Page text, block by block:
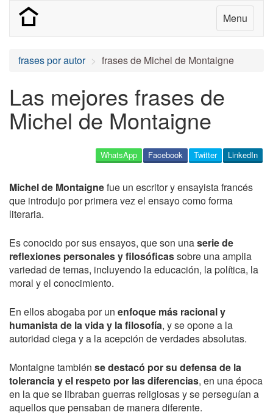
Menu
frases por autor frases de Michel de Montaigne
Las mejores frases de
Michel de Montaigne
LinkedIn
Twitter
Facebook
WhatsApp
Michel de Montaignefue un escritor y ensayista francés
que introdujo por primera vez el ensayo como forma
literaria.
Es conocido por sus ensayos, que son unaserie de
reflexiones personales y filosóficassobre una amplia
variedad de temas, incluyendo la educación, la política, la
moral y el conocimiento.
En ellos abogaba por un enfoque más racional y
humanista de la vida y la filosofía, y se opone a la
autoridad ciega y a la acepción de verdades absolutas.
Montaigne también se destacó por su defensa de la
tolerancia y el respeto por las diferencias, en una época
en la que se libraban guerras religiosas y se perseguían a
aquellos que pensaban de manera diferente.